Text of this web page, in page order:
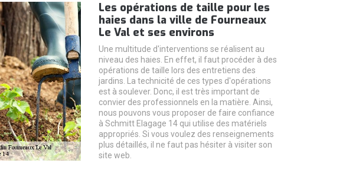
Les opérations de taille pour les
haies dans la ville de Fourneaux
Le Val et ses environs
Une multitude d'interventions se réalisent au
niveau des haies. En effet, il faut procéder à des
opérations de taille lors des entretiens des
jardins. La technicité de ces types d'opérations
est à soulever. Donc, il est très important de
convier des professionnels en la matière. Ainsi,
nous pouvons vous proposer de faire confiance
à Schmitt Elagage 14 qui utilise des matériels
appropriés. Si vous voulez des renseignements
plus détaillés, il ne faut pas hésiter à visiter son
site web.